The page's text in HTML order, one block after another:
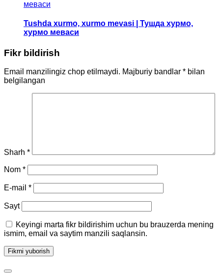
Tushda xurmo, xurmo mevasi | Тушда хурмо,
хурмо меваси
Fikr bildirish
Email manzilingiz chop etilmaydi. Majburiy bandlar * bilan
belgilangan
Sharh *
Nom *
E-mail *
Sayt
Keyingi marta fikr bildirishim uchun bu brauzerda mening
ismim, email va saytim manzili saqlansin.